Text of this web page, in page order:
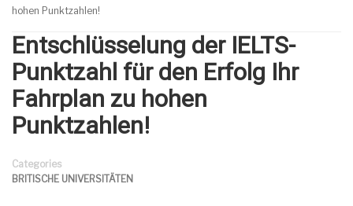
hohen Punktzahlen!
Entschlüsselung der IELTS-
Punktzahl für den Erfolg Ihr
Fahrplan zu hohen
Punktzahlen!
Categories
BRITISCHE UNIVERSITÄTEN